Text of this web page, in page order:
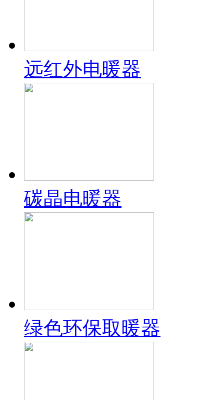
远红外电暖器
碳晶电暖器
绿色环保取暖器